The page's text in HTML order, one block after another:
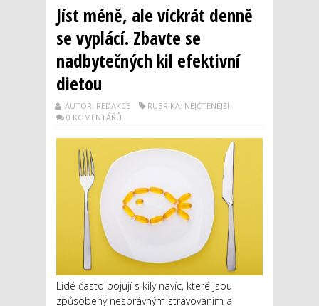
Jíst méně, ale víckrát denně
se vyplácí. Zbavte se
nadbytečných kil efektivní
dietou
AUTOR: REDAKCE
RUBRIKA: NEJČTENĚJŠÍ
0 KOMENTÁŘŮ
Lidé často bojují s kily navíc, které jsou
způsobeny nesprávným stravováním a